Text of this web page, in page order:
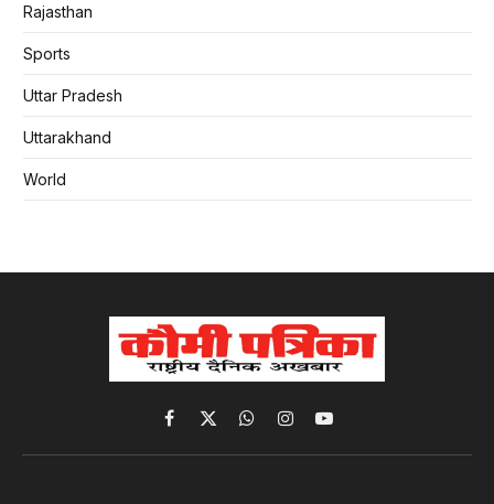
Rajasthan
Sports
Uttar Pradesh
Uttarakhand
World
Facebook
X
(Twitter)
WhatsApp
InstagramYouTube